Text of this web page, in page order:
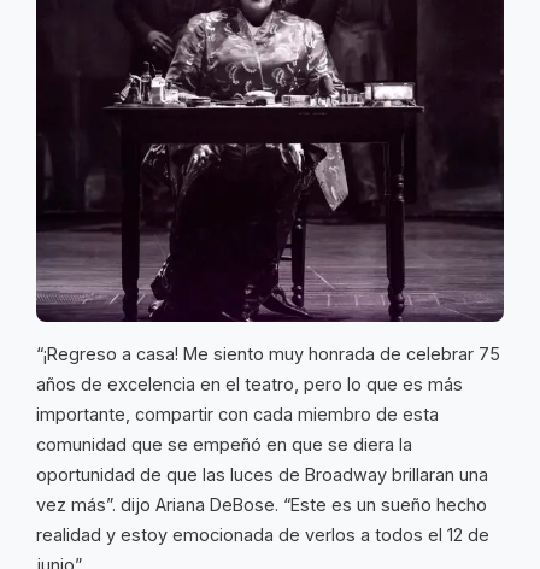
“¡Regreso a casa! Me siento muy honrada de celebrar 75
años de excelencia en el teatro, pero lo que es más
importante, compartir con cada miembro de esta
comunidad que se empeñó en que se diera la
oportunidad de que las luces de Broadway brillaran una
vez más”. dijo Ariana DeBose. “Este es un sueño hecho
realidad y estoy emocionada de verlos a todos el 12 de